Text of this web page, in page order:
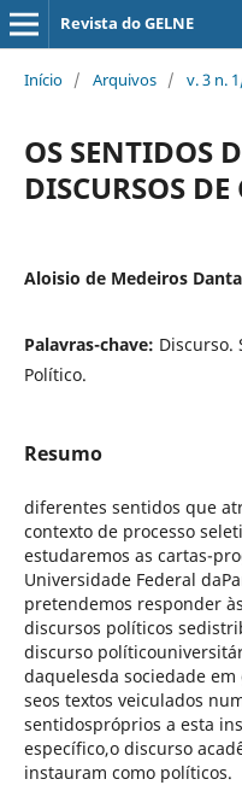
Revista do GELNE
Início / Arquivos / v. 3 n.
OS SENTIDOS
DISCURSOS
Aloisio de Medeiros
Palavras-chave: Discurso.
Político.
Resumo
diferentes sentidos que
contexto de processo
estudaremos as cartas-
Universidade Federal
pretendemos responder
discursos políticos
discurso
daquelesda sociedade
seos textos veiculados
sentidospróprios a esta
específico,o discurso
instauram como políticos.